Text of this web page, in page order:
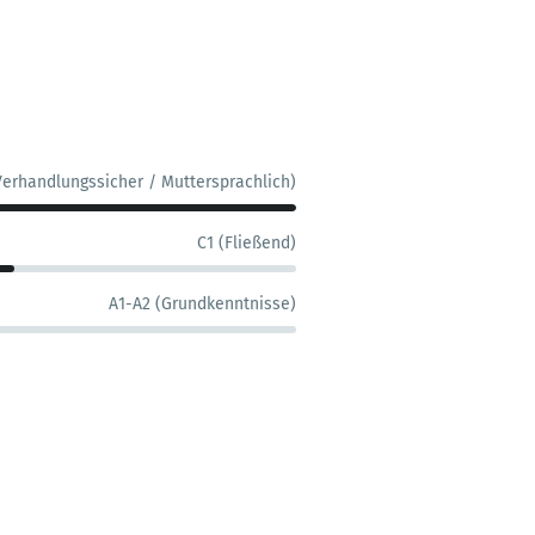
/ Muttersprachlich)
C1 (Fließend)
A1-A2 (Grundkenntnisse)